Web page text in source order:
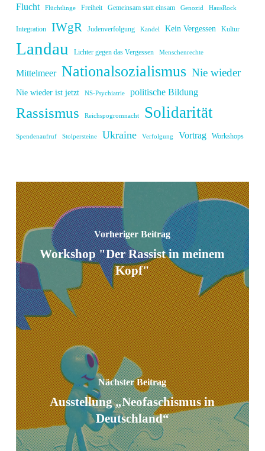
Flucht Flüchtlinge Freiheit Gemeinsam statt einsam Genozid HausRock
Integration IWgR Judenverfolgung Kandel Kein Vergessen Kultur
Landau Lichter gegen das Vergessen Menschenrechte
Mittelmeer Nationalsozialismus Nie wieder
Nie wieder ist jetzt NS-Psychiatrie politische Bildung
Rassismus Reichspogromnacht Solidarität
Spendenaufruf Stolpersteine Ukraine Verfolgung Vortrag Workshops
Vorheriger Beitrag
Workshop "Der Rassist in meinem
Kopf"
Nächster Beitrag
Ausstellung „Neofaschismus in
Deutschland“